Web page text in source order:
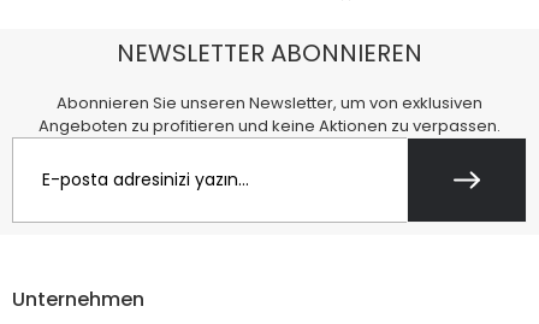
NEWSLETTER ABONNIEREN
Abonnieren Sie unseren Newsletter, um von exklusiven
Angeboten zu profitieren und keine Aktionen zu verpassen.
Unternehmen